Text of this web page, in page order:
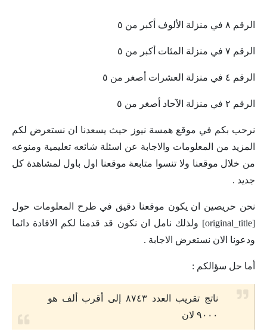
الرقم ٨ في منزلة الألوف أكبر من ٥
الرقم ٧ في منزلة المئات أكبر من ٥
الرقم ٤ في منزلة العشرات أصغر من ٥
الرقم ٢ في منزلة الآحاد أصغر من ٥
نرحب بكم في موقع همسة نيوز حيث يسعدنا ان نستعرض لكم
المزيد من المعلومات والاجابة عن اسئلة شائعه تعليمية ومنوعه
من خلال موقعنا ولا تنسوا متابعة موقعنا اول باول لمشاهدة كل
جديد .
نحن حريصين ان يكون موقعنا دقيق في طرح المعلومات حول
[original_title] ولذلك نامل ان نكون قد قدمنا لكم الافادة دائما
ودعونا الان نستعرض الاجابة .
أما حل سؤالكم :
ناتج تقريب العدد ٨٧٤٣ إلى أقرب ألف هو
۹۰۰۰ لان